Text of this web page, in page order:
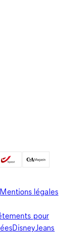
Mentions légales
pour
DisneyJeans